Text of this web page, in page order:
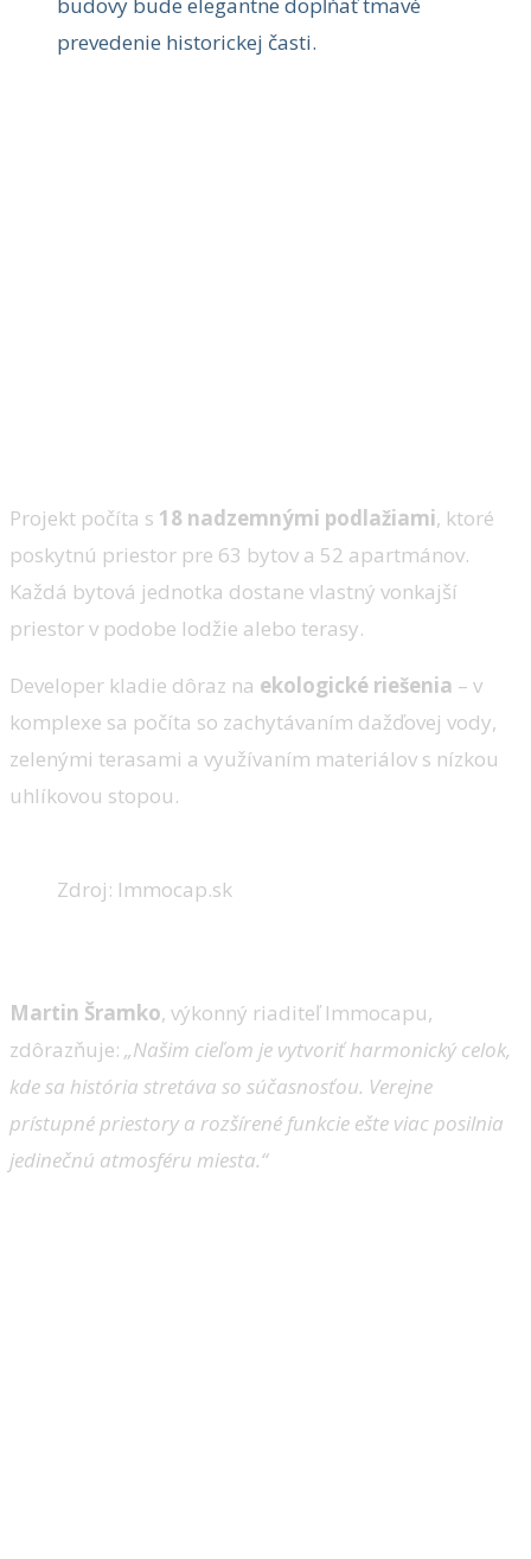
prevedenie historickej časti.
Projekt počíta s 18 nadzemnými podlažiami, ktoré
poskytnú priestor pre 63 bytov a 52 apartmánov.
Každá bytová jednotka dostane vlastný vonkajší
priestor v podobe lodžie alebo terasy.
Developer kladie dôraz na ekologické riešenia – v
komplexe sa počíta so zachytávaním dažďovej vody,
zelenými terasami a využívaním materiálov s nízkou
uhlíkovou stopou.
Zdroj: Immocap.sk
Martin Šramko, výkonný riaditeľ Immocapu,
zdôrazňuje: „Našim cieľom je vytvoriť harmonický celok,
kde sa história stretáva so súčasnosťou. Verejne
prístupné priestory a rozšírené funkcie ešte viac posilnia
jedinečnú atmosféru miesta.“